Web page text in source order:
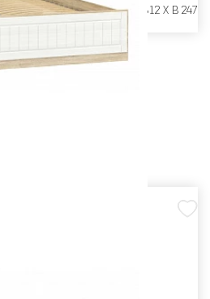
Ш 994 X Г 812 X В 247